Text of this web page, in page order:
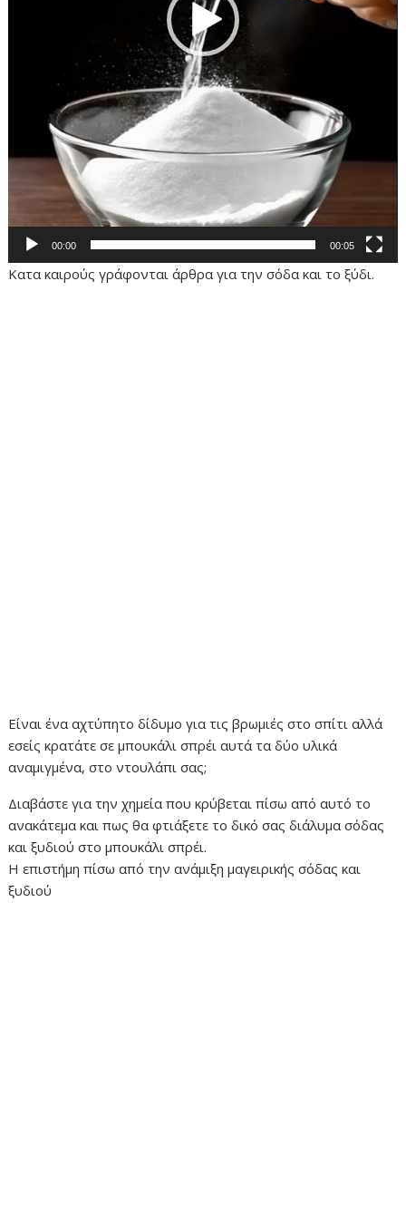
00:00 00:05
Κατα καιρούς γράφονται άρθρα για την σόδα και το ξύδι.
Είναι ένα αχτύπητο δίδυμο για τις βρωμιές στο σπίτι αλλά
εσείς κρατάτε σε μπουκάλι σπρέι αυτά τα δύο υλικά
αναμιγμένα, στο ντουλάπι σας;
Διαβάστε για την χημεία που κρύβεται πίσω από αυτό το
ανακάτεμα και πως θα φτιάξετε το δικό σας διάλυμα σόδας
και ξυδιού στο μπουκάλι σπρέι.
Η επιστήμη πίσω από την ανάμιξη μαγειρικής σόδας και
ξυδιού